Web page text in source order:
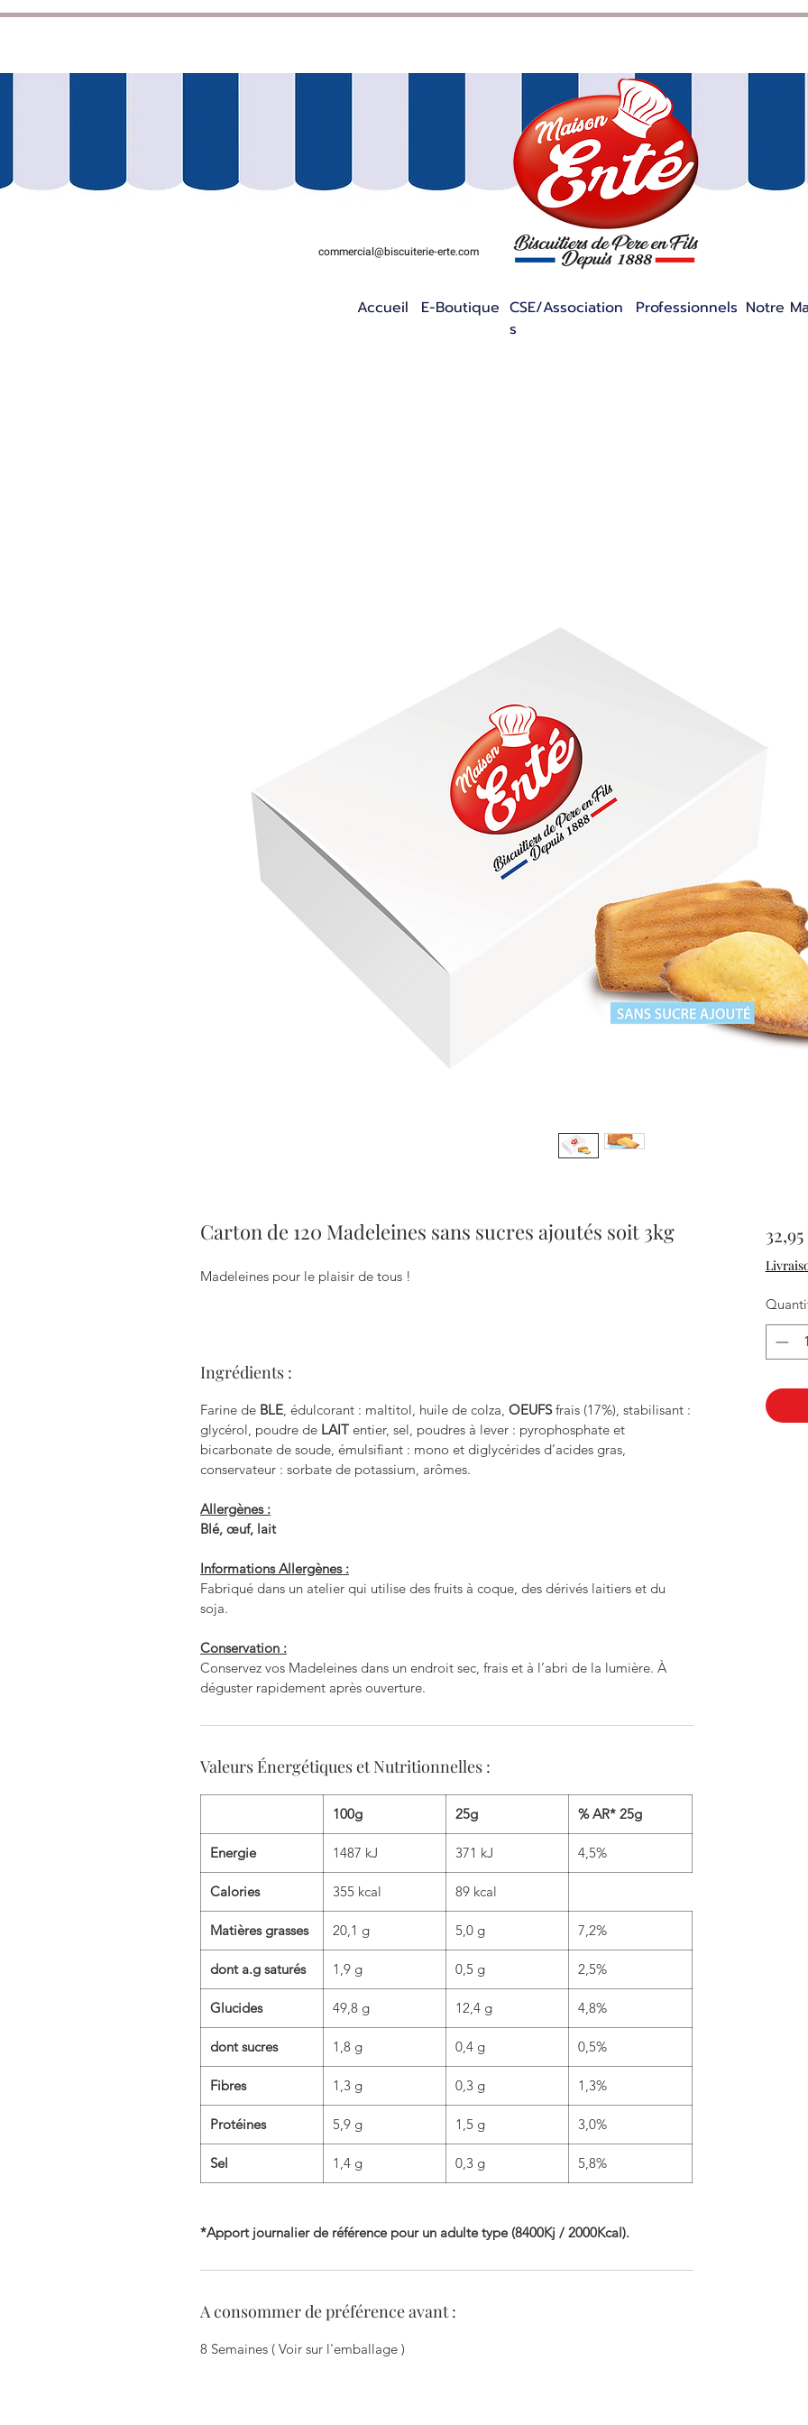
Accueil E-Boutique CSE/Association
s
Professionnels Notre
Carton de 120 Madeleines sans sucres ajoutés soit 3kg
Madeleines pour le plaisir de tous !
Ingrédients :
Farine de BLE, édulcorant : maltitol, huile de colza, OEUFSfrais (17%), stabilisant :
glycérol, poudre de LAIT entier, sel, poudres à lever : pyrophosphate et
bicarbonate de soude, émulsifiant : mono et diglycérides d’acides gras,
conservateur : sorbate de potassium, arômes.
Allergènes :
Blé, œuf, lait
Informations Allergènes :
Fabriqué dans un atelier qui utilise des fruits à coque, des dérivés laitiers et du
soja.
Conservation :
Conservez vos Madeleines dans un endroit sec, frais et à l’abri de la lumière. À
déguster rapidement après ouverture.
Valeurs Énergétiques et Nutritionnelles :
100g 25g % AR* 25g
Energie 1487 kJ 371 kJ 4,5%
Calories 355 kcal 89 kcal
Matières grasses 20,1 g 5,0 g 7,2%
dont a.g saturés 1,9 g 0,5 g 2,5%
Glucides 49,8 g 12,4 g 4,8%
dont sucres 1,8 g 0,4 g 0,5%
Fibres 1,3 g 0,3 g 1,3%
Protéines 5,9 g 1,5 g 3,0%
Sel 1,4 g 0,3 g 5,8%
*Apport journalier de référence pour un adulte type (8400Kj / 2000Kcal).
A consommer de préférence avant :
8 Semaines ( Voir sur l'emballage )
commercial@biscuiterie-erte.com